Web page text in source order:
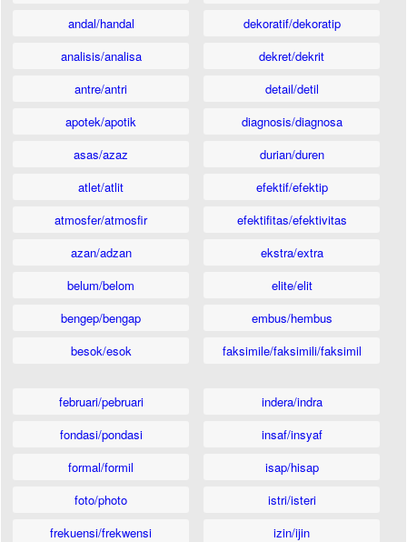
andal/handal
analisis/analisa
antre/antri
apotek/apotik
asas/azaz
atlet/atlit
atmosfer/atmosfir
azan/adzan
belum/belom
bengep/bengap
besok/esok
dekoratif/dekoratip
dekret/dekrit
detail/detil
diagnosis/diagnosa
durian/duren
efektif/efektip
efektifitas/efektivitas
ekstra/extra
elite/elit
embus/hembus
faksimile/faksimili/faksimil
februari/pebruari
fondasi/pondasi
formal/formil
foto/photo
frekuensi/frekwensi
indera/indra
insaf/insyaf
isap/hisap
istri/isteri
izin/ijin